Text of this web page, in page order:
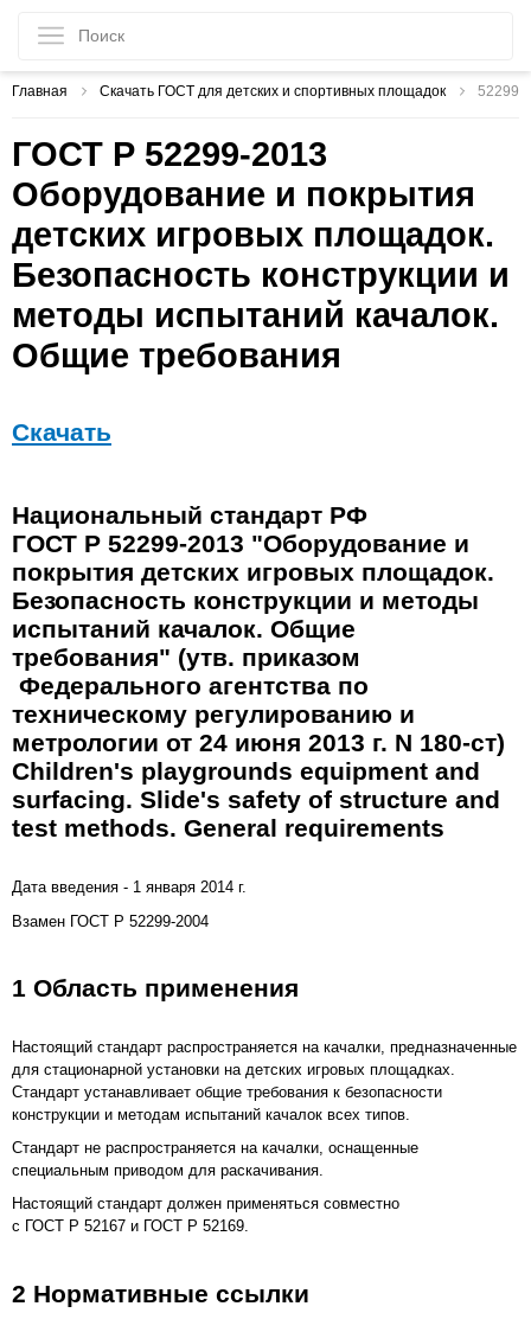
Главная Скачать ГОСТ для детских и спортивных площадок 52299-
ГОСТ Р 52299-2013
Оборудование и покрытия
детских игровых площадок.
Безопасность конструкции и
методы испытаний качалок.
Общие требования
Скачать
Национальный стандарт РФ
ГОСТ Р 52299-2013 "Оборудование и
покрытия детских игровых площадок.
Безопасность конструкции и методы
испытаний качалок. Общие
требования" (утв. приказом
Федерального агентства по
техническому регулированию и
метрологии от 24 июня 2013 г. N 180-ст)
Children's playgrounds equipment and
surfacing. Slide's safety of structure and
test methods. General requirements
Дата введения - 1 января 2014 г.
Взамен ГОСТ Р 52299-2004
1 Область применения
Настоящий стандарт распространяется на качалки, предназначенные
для стационарной установки на детских игровых площадках.
Стандарт устанавливает общие требования к безопасности
конструкции и методам испытаний качалок всех типов.
Стандарт не распространяется на качалки, оснащенные
специальным приводом для раскачивания.
Настоящий стандарт должен применяться совместно
с ГОСТ Р 52167 и ГОСТ Р 52169.
2 Нормативные ссылки